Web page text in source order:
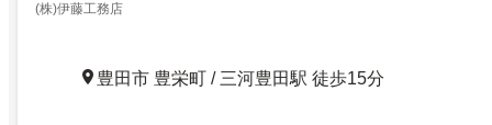
(株)伊藤工務店
豊田市 豊栄町 / 三河豊田駅 徒歩15分